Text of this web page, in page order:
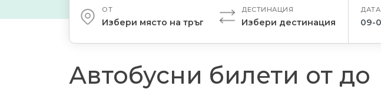
ОТ
Избери място на тръгване
ДЕСТИНАЦИЯ
Избери дестинация
ДАТА
Автобусни билети от до